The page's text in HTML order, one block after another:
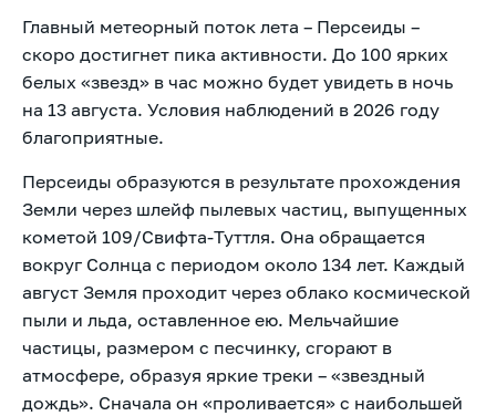
Главный метеорный поток лета – Персеиды –
скоро достигнет пика активности. До 100 ярких
белых «звезд» в час можно будет увидеть в ночь
на 13 августа. Условия наблюдений в 2026 году
благоприятные.
Персеиды образуются в результате прохождения
Земли через шлейф пылевых частиц, выпущенных
кометой 109/Свифта-Туттля. Она обращается
вокруг Солнца с периодом около 134 лет. Каждый
август Земля проходит через облако космической
пыли и льда, оставленное ею. Мельчайшие
частицы, размером с песчинку, сгорают в
атмосфере, образуя яркие треки – «звездный
дождь». Сначала он «проливается» с наибольшей